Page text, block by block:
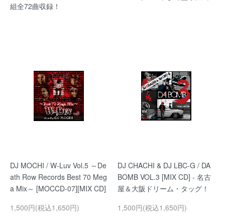
組全72曲収録！
DJ MOCHI / W-Luv Vol.5 ～De
ath Row Records Best 70 Meg
a Mix～ [MOCCD-07][MIX CD]
1,500円(税込1,650円)
DJ CHACHI & DJ LBC-G / DA
BOMB VOL.3 [MIX CD] - 名古
屋＆大阪ドリーム・タッグ！
1,500円(税込1,650円)